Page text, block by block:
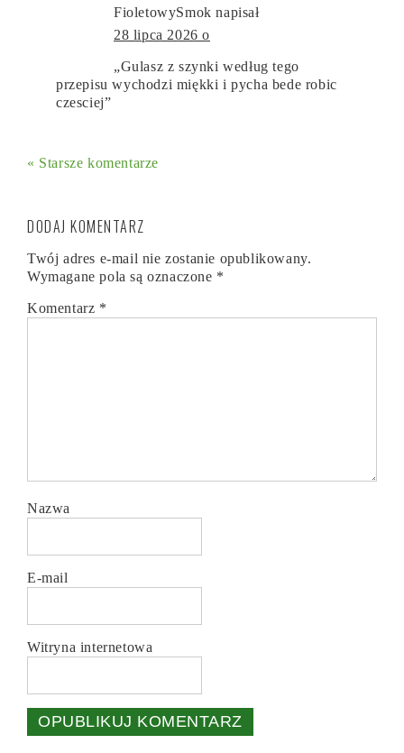
FioletowySmok napisał
28 lipca 2026 o
„Gulasz z szynki według tego
przepisu wychodzi miękki i pycha bede robic
czesciej”
« Starsze komentarze
DODAJ KOMENTARZ
Twój adres e-mail nie zostanie opublikowany.
Wymagane pola są oznaczone *
Komentarz *
Nazwa
E-mail
Witryna internetowa